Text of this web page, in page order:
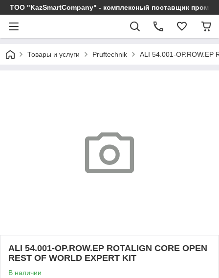
ТОО "KazSmartCompany" - комплексный поставщик
Товары и услуги Pruftechnik ALI 54.001-OP.ROW.EP
ALI 54.001-OP.ROW.EP ROTALIGN CORE OPEN
REST OF WORLD EXPERT KIT
В наличии